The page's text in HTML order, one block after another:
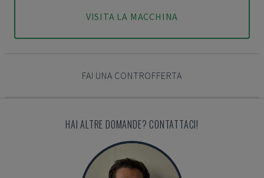
VISITA LA MACCHINA
FAI UNA CONTROFFERTA
HAI ALTRE DOMANDE? CONTATTACI!